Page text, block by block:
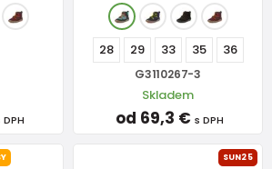
DPH
28 29 33 35 36
G3110267-3
Skladem
od 69,3 € s DPH
SUN25